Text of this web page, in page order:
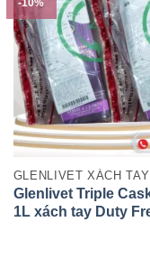
-10%
Glenlivet Triple
1L xách tay Duty